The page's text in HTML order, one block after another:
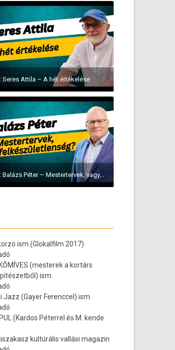
Seres Attila – A hét értékelése
Balázs Péter – Mestertervek, vagy...